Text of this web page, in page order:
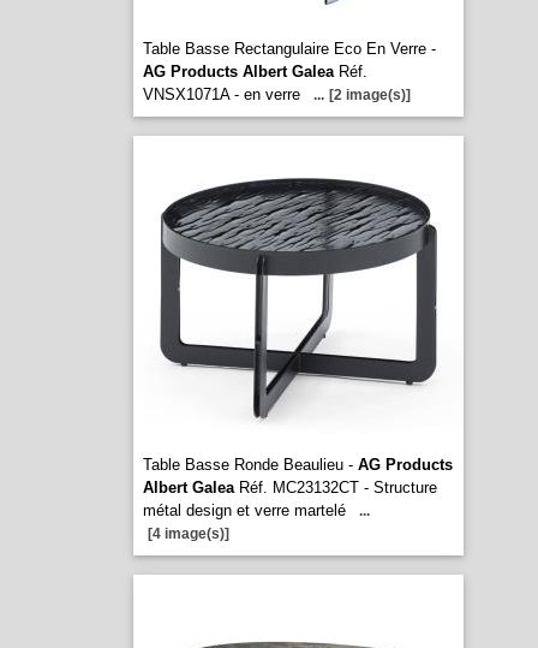
Table Basse Rectangulaire Eco En Verre -
AG Products Albert GaleaRéf.
VNSX1071A - en verre
... [2 image(s)]
Table Basse Ronde Beaulieu - AG Products
Albert GaleaRéf. MC23132CT - Structure
métal design et verre martelé
...
[4 image(s)]